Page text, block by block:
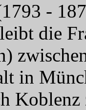
-
die
in
Koblenz